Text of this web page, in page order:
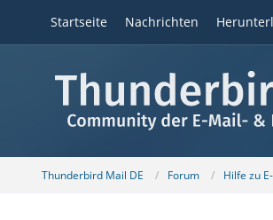
Startseite Nachrichten
Thunderbird Mail DE Forum Hilfe zu